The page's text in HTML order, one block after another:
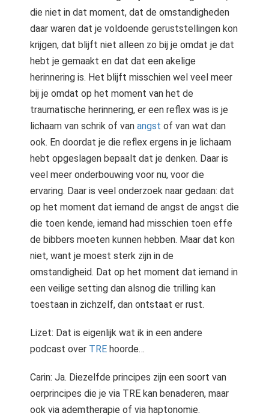
die niet in dat moment, dat de omstandigheden
daar waren dat je voldoende geruststellingen kon
krijgen, dat blijft niet alleen zo bij je omdat je dat
hebt je gemaakt en dat dat een akelige
herinnering is. Het blijft misschien wel veel meer
bij je omdat op het moment van het de
traumatische herinnering, er een reflex was is je
lichaam van schrik of van angst of van wat dan
ook. En doordat je die reflex ergens in je lichaam
hebt opgeslagen bepaalt dat je denken. Daar is
veel meer onderbouwing voor nu, voor die
ervaring. Daar is veel onderzoek naar gedaan: dat
op het moment dat iemand de angst de angst die
die toen kende, iemand had misschien toen effe
de bibbers moeten kunnen hebben. Maar dat kon
niet, want je moest sterk zijn in de
omstandigheid. Dat op het moment dat iemand in
een veilige setting dan alsnog die trilling kan
toestaan in zichzelf, dan ontstaat er rust.
Lizet: Dat is eigenlijk wat ik in een andere
podcast over TRE hoorde…
Carin: Ja. Diezelfde principes zijn een soort van
oerprincipes die je via TRE kan benaderen, maar
ook via ademtherapie of via haptonomie.